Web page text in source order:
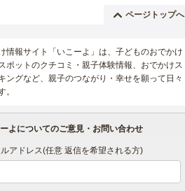
ページトップへ
情報サイト「いこーよ」は、子どものおでかけ
ポットのクチコミ・親子体験情報、おでかけス
ングなど、親子のつながり・幸せを願って日々
。
よについてのご意見・お問い合わせ
ルアドレス(任意 返信を希望される方)